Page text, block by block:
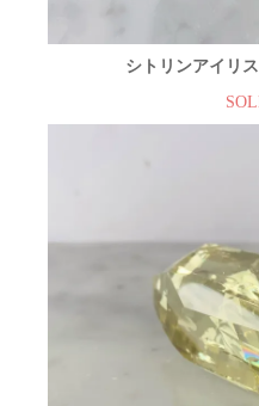
シトリンアイリ